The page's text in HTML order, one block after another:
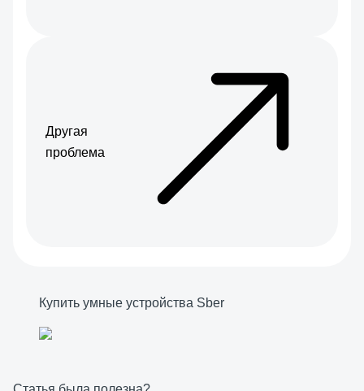
Другая
проблема
Купить умные устройства Sber